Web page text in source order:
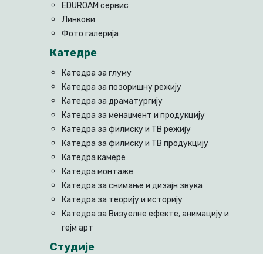
EDUROAM сервис
Линкови
Фото галерија
Катедре
Катедра за глуму
Катедра за позоришну режију
Катедра за драматургију
Катедра за менаџмент и продукцију
Катедра за филмску и ТВ режију
Катедра за филмску и ТВ продукцију
Катедра камере
Катедра монтаже
Катедра за снимање и дизајн звука
Катедра за теорију и историју
Катедра за Визуелне ефекте, анимацију и
гејм арт
Студије